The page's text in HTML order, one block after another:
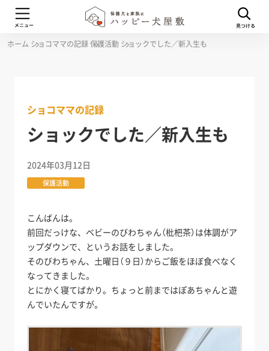
ホーム ショコママの記録保護活動 ショックでした／新入生も
ショコママの記録
ショックでした／新入生も
2024年03月12日
保護活動
こんばんは。
前回だっけな、ベビーのびわちゃん（枇杷茶）は体調がア
ップダウンで、というお話をしました。
そのびわちゃん、土曜日（９日）からご飯をほぼ食べなく
なってきました。
とにかく寝てばかり。ちょっと前まではぽあちゃんと遊
んでいたんですが。